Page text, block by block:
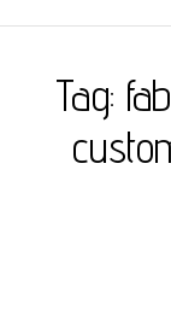
Tag: